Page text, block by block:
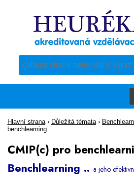
Pro vyhledávání obsahu webu
Hlavní strana › Důležitá témata ›
benchlearning
CMIP(c) pro
Benchlearning .. a jeho